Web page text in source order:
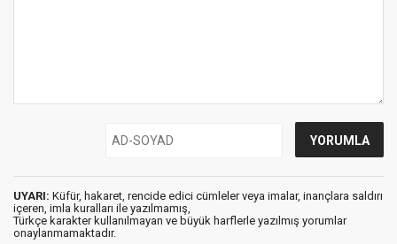
UYARI: Küfür, hakaret, rencide edici cümleler veya imalar, inançlara saldırı
içeren, imla kuralları ile yazılmamış,
Türkçe karakter kullanılmayan ve büyük harflerle yazılmış yorumlar
onaylanmamaktadır.